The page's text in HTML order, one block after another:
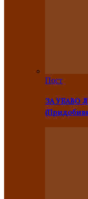
Пост
ЗА УБАВО